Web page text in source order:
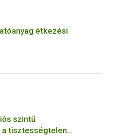
étkezési
szintű
tisztességtelen